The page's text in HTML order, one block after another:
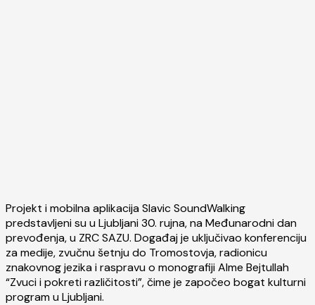
Projekt i mobilna aplikacija Slavic SoundWalking
predstavljeni su u Ljubljani 30. rujna, na Međunarodni dan
prevođenja, u ZRC SAZU. Događaj je uključivao konferenciju
za medije, zvučnu šetnju do Tromostovja, radionicu
znakovnog jezika i raspravu o monografiji Alme Bejtullah
“Zvuci i pokreti različitosti”, čime je započeo bogat kulturni
program u Ljubljani.